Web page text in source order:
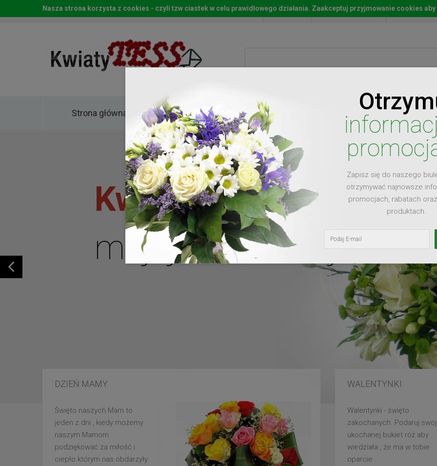
Start Moje konto Lista
Strona główna Kwiaty
Kwiaty dla
mojej ukochanej
DZIEŃ MAMY
Święto naszych Mam to
jeden z dni , kiedy możemy
naszym Mamom
podziękować za miłość i
ciepło którym nas obdarzyły
WALENTYNKI
Walentynki - święto
zakochanych. Podaruj
ukochanej bukiet róż aby
wiedziała , że ma w tobie
oparcie .
Zapisz się do naszego
otrzymywać najnowsze
promocjach, rabatach
produktach.
Nasza strona korzysta z cookies - czyli tzw ciastek w celu prawidłowego działania. Zaakceptuj przyjmowanie cookies